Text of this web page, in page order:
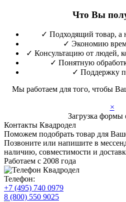
Что Вы
✓ Подходящий товар, а
✓ Экономию
✓ Консультацию от людей,
✓ Понятную
✓ Поддержку
Мы работаем для того, чтобы
×
Загрузка формы
Контакты Квадродел
Поможем подобрать товар для
Позвоните или напишите в
наличию, совместимости и
Работаем с 2008 года
Телефон:
+7 (495) 740 0979
8 (800) 550 9025